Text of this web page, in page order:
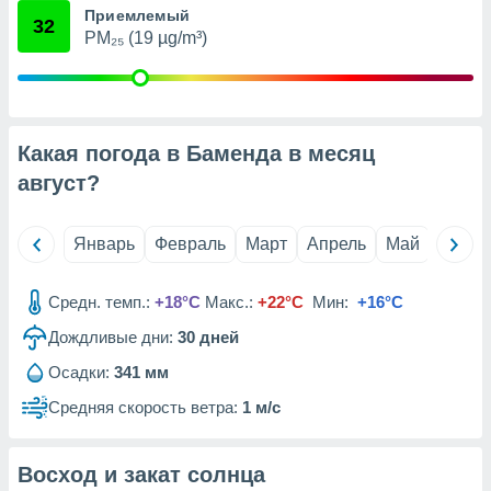
веб-
и
файлов
время
против
» или
cookie
32 Приемлемый
PM₂₅ (19 µg/m³)
Какая погода в Баменда в месяц
август?
Январь Февраль Март Апрель Май Июнь
Средн. темп.: +18°C Макс.: +22°C Мин: +16°C
Дождливые дни: 30 дней
Осадки: 341 мм
Средняя скорость ветра: 1 м/с
Восход и закат солнца